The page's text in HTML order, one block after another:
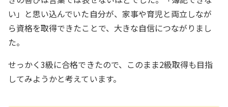
い」と思い込んでいた自分が、家事や育児と両立しなが
ら資格を取得できたことで、大きな自信につながりまし
た。
せっかく3級に合格できたので、このまま2級取得も目指
してみようかと考えています。